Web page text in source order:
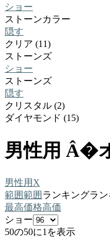
ショー
ストーンカラー
隠す
クリア (11)
ストーンズ
ショー
ストーンズ
隠す
クリスタル (2)
ダイヤモンド (15)
男性用 Â�
男性用 X
範囲範囲 ランキングラ
最高価格高価
ショー
50の50に1を表示